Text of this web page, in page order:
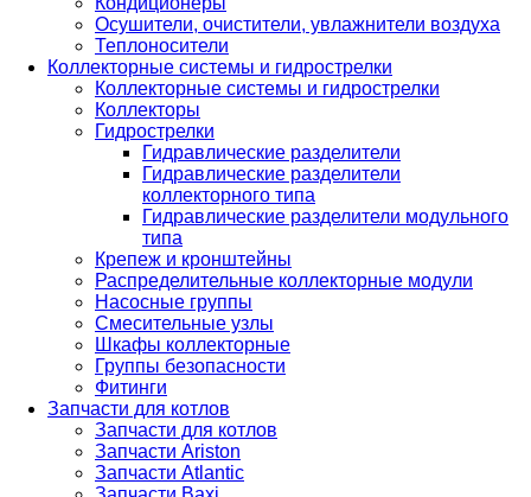
Осушители, очистители, увлажнители воздуха
Теплоносители
Коллекторные системы и гидрострелки
Коллекторные системы и гидрострелки
Коллекторы
Гидрострелки
Гидравлические разделители
Гидравлические разделители
коллекторного типа
Гидравлические разделители модульного
типа
Крепеж и кронштейны
Распределительные коллекторные модули
Насосные группы
Смесительные узлы
Шкафы коллекторные
Группы безопасности
Фитинги
Запчасти для котлов
Запчасти для котлов
Запчасти Ariston
Запчасти Atlantic